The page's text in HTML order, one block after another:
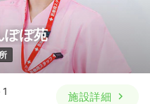
ぽぽ苑
施設詳細